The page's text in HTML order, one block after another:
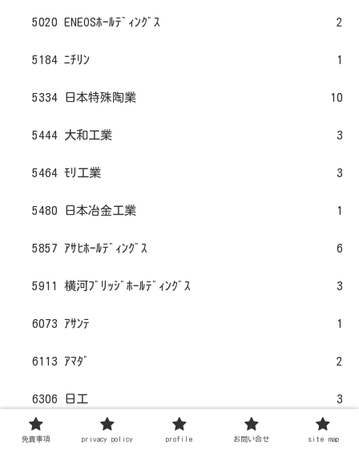
5020 ENEOSﾎｰﾙﾃﾞｨﾝｸﾞｽ 2
5184 ﾆﾁﾘﾝ 1
5334 日本特殊陶業 10
5444 大和工業 3
5464 ﾓﾘ工業 3
5480 日本冶金工業 1
5857 ｱｻﾋﾎｰﾙﾃﾞｨﾝｸﾞｽ 6
5911 横河ﾌﾞﾘｯｼﾞﾎｰﾙﾃﾞｨﾝｸﾞｽ 3
6073 ｱｻﾝﾃ 1
6113 ｱﾏﾀﾞ 2
6306 日工 3
6436 ｱﾏﾉ 6
免責事項 privacy policy profile お問い合せ site map